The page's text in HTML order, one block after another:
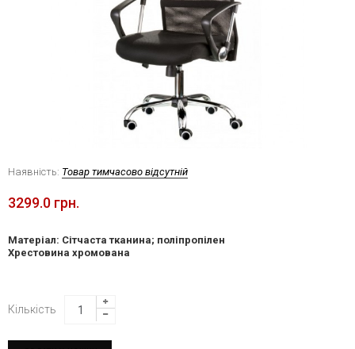
Наявність: Товар тимчасово відсутній
3299.0 грн.
Матеріал: Сітчаста тканина; поліпропілен
Хрестовина хромована
Кількість